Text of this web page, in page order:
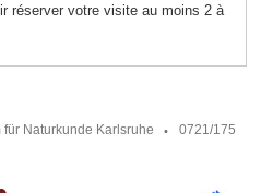
réserver votre visite au moins 2 à
Naturkunde Karlsruhe
0721/175